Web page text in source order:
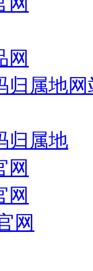
网
归属地网
归属地
网
网
网